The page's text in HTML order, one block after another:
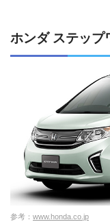
ホンダ ステップ
参考： www.honda.co.jp